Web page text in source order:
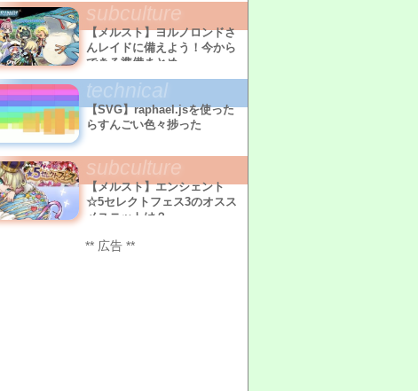
subculture
【メルスト】ヨルノロンドさ
んレイドに備えよう！今から
できる準備まとめ
technical
【SVG】raphael.jsを使った
らすんごい色々捗った
subculture
【メルスト】エンシェント
☆5セレクトフェス3のオスス
メユニットは？
** 広告 **